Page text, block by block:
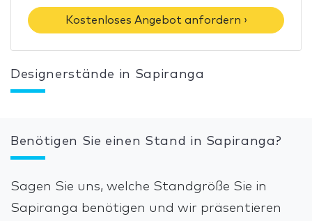
Kostenloses Angebot anfordern ›
Designerstände in Sapiranga
Benötigen Sie einen Stand in Sapiranga?
Sagen Sie uns, welche Standgröße Sie in
Sapiranga benötigen und wir präsentieren